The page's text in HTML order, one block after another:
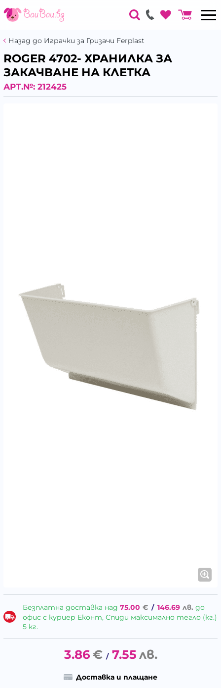
Назад до Играчки за Гризачи Ferplast
ROGER 4702- ХРАНИЛКА ЗА
ЗАКАЧВАНЕ НА КЛЕТКА
АРТ.№: 212425
Безплатна доставка над 75.00 € / 146.69 лв. до
офис с куриер Еконт, Спиди максимално тегло (кг.)
5 кг.
3.86 € / 7.55 лв.
Доставка и плащане